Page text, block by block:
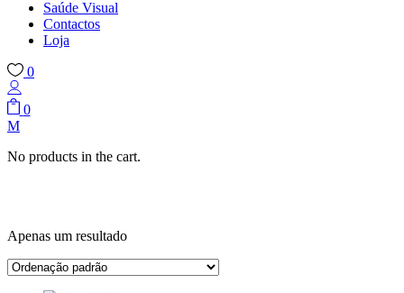
Saúde Visual
Contactos
Loja
0
0
No products in the cart.
Apenas um resultado